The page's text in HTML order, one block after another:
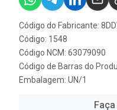
Código do Fabricante:
Código: 1548
Código NCM: 63079090
Código de Barras do
Embalagem: UN/1